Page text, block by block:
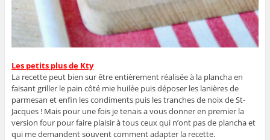
Les petits plus de Kty
La recette peut bien sur être entièrement réalisée à la plancha en
faisant griller le pain côté mie huilée puis déposer les lanières de
parmesan et enfin les condiments puis les tranches de noix de St-
Jacques ! Mais pour une fois je tenais a vous donner en premier la
version four pour faire plaisir à tous ceux qui n’ont pas de plancha et
qui me demandent souvent comment adapter la recette.